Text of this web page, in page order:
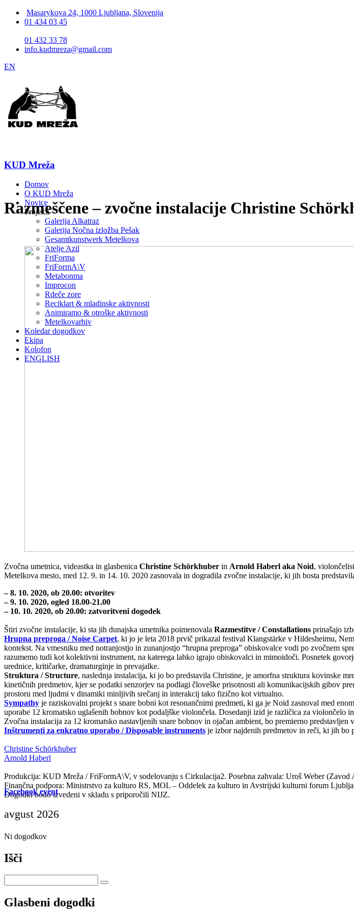
Masarykova 24, 1000 Ljubljana, Slovenija
01 434 03 45
01 432 33 78
info.kudmreza@gmail.com
EN
KUD Mreža
Domov
O KUD Mreža
Novice
Projekti
Galerija Alkatraz
Galerija Nočna izložba Pešak
Gesamtkunstwerk Metelkova
Atelje Azil
FriForma
FriFormA\V
Metabonma
Improcon
Rdeče zore
Reciklart & mladinske aktivnosti
Animiramo & otroške aktivnosti
Metelkovarhiv
Koledar dogodkov
Ekipa
Kolofon
ENGLISH
Razmeščene – zvočne instalacije Christine
Zvočna umetnica, videastka in glasbenica Christine Schörkhuber in Arnold Haberl aka Noid,
Metelkova mesto, med 12. 9. in 14. 10. 2020 zasnovala in dogradila zvočne instalacije, ki jih bosta
– 8. 10. 2020, ob 20.00: otvoritev
– 9. 10. 2020, ogled 18.00-21.00
– 10. 10. 2020, ob 20.00: zatvoritveni dogodek
Štiri zvočne instalacije, ki sta jih dunajska umetnika poimenovala Razmestitve / Constallations prinašajo
Hrupna preproga / Noise Carpet, ki jo je leta 2018 prvič prikazal festival Klangstärke v Hildesheimu,
kontekst. Na vmesniku med notranjostjo in zunanjostjo “hrupna preproga” obiskovalce vodi po zvočnem
razumemo tudi kot kolektivni instrument, na katerega lahko igrajo obiskovalci in mimoidoči. Posnetek
urednice, kritičarke, dramaturginje in prevajalke.
Struktura / Structure, naslednja instalacija, ki jo bo predstavila Christine, je amorfna struktura kovinske
kinetičnih predmetov, kjer se podatki senzorjev na podlagi človeške prisotnosti ali komunikacijskih gibov
prostoru med ljudmi v dinamiki minljivih srečanj in interakcij tako fizično kot virtualno.
Sympathy je raziskovalni projekt s snare bobni kot resonančnimi predmeti, ki ga je Noid zasnoval med
uporabe 12 kromatsko uglašenih bobnov kot podaljške violončela. Dosedanji izid je različica za violončelo
Zvočna instalacija za 12 kromatsko nastavljenih snare bobnov in ojačan ambient, bo premierno predstavljen
Inštrumenti za enkratno uporabo / Disposable instruments je izbor najdenih predmetov in reči, ki jih bo
Christine Schörkhuber
Arnold Haberl
Produkcija: KUD Mreža / FriFormA\V, v sodelovanju s Cirkulacija2. Posebna zahvala: Uroš Weber (Zavod
Finančna podpora: Ministrstvo za kulturo RS, MOL – Oddelek za kulturo in Avstrijski kulturni forum
Dogodki bodo izvedeni v skladu s priporočili NIJZ.
Facebook event
avgust 2026
Ni dogodkov
Išči
Glasbeni dogodki